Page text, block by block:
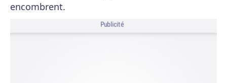
encombrent.
Publicité